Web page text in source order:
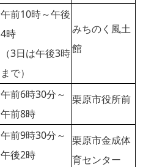
午前10時～午後
4時
（3日は午後3時
まで）
みちのく風土
館
午前6時30分～
午前8時
栗原市役所前
午前9時30分～
午後2時
栗原市金成体
育センター